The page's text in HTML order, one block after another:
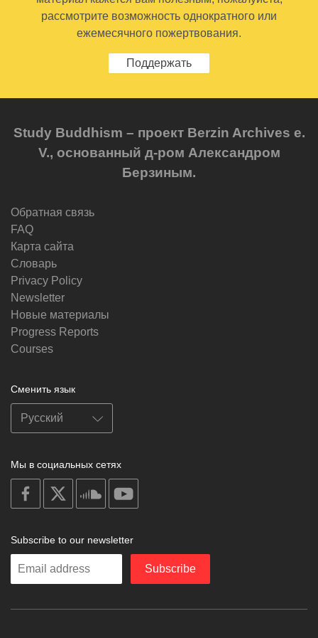
рассмотрите возможность однократного или
ежемесячного пожертвования.
Поддержать
Study Buddhism – проект Berzin Archives e.
V., основанный д-ром Александром
Берзиным.
Обратная связь
FAQ
Карта сайта
Словарь
Privacy Policy
Newsletter
Новые материалы
Progress Reports
Courses
Сменить язык
Мы в социальных сетях
on
facebook
soundcloud
Subscribe to our newsletter
Enter
Subscribe